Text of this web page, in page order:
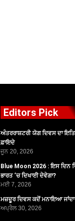
Editors Pick
ਅੰਤਰਰਾਸ਼ਟਰੀ ਯੋਗ ਦਿਵਸ ਦਾ
ਫ਼ਾਇਦੇ
ਜੂਨ 20, 2026
Blue Moon 2026 : ਇਸ ਦਿਨ
ਭਾਰਤ ‘ਚ ਦਿਖਾਈ ਦੇਵੇਗਾ?
ਮਈ 7, 2026
ਮਜ਼ਦੂਰ ਦਿਵਸ ਕਦੋਂ ਮਨਾਇਆ
ਅਪ੍ਰੈਲ 30, 2026